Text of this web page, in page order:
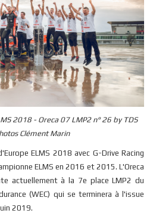
2018 - Oreca 07 LMP2 n° 26 by TDS
Clément Marin
ELMS 2018 avec G-Drive Racing
ELMS en 2016 et 2015. L'Oreca
actuellement à la 7e place LMP2 du
(WEC) qui se terminera à l'issue
2019.